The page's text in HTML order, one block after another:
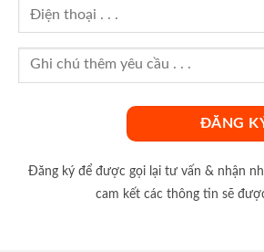
Đăng ký để được gọi lại tư vấn & nhận
cam kết các thông tin sẽ